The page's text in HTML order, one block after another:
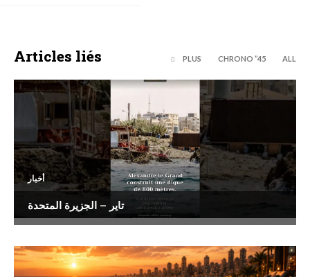
Articles liés ALL
45’’ CHRONO
PLUS
أخبار
تاير – الجزيرة المتحدة